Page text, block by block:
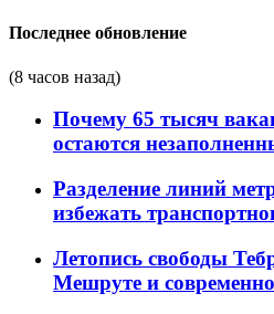
Последнее обновление
(8 часов назад)
Почему 65 тысяч
остаются
Разделение линий
избежать
Летопись свободы
Мешруте и